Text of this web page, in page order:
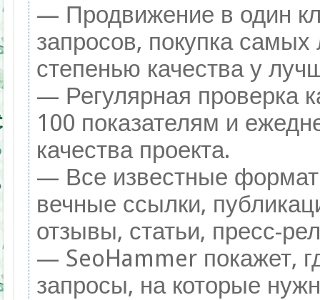
— Продвижение в один
запросов, покупка
степенью качества у
— Регулярная проверка
100 показателям и
качества проекта.
— Все известные
вечные ссылки,
отзывы, статьи, пресс-
— SeoHammer покажет,
запросы, на которые